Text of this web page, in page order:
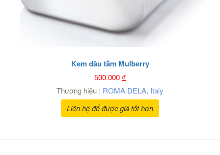
Kem dâu tằm Mulberry
500.000₫
Thương hiệu : ROMA DELA, Italy
Liên hệ để được giá tốt hơn